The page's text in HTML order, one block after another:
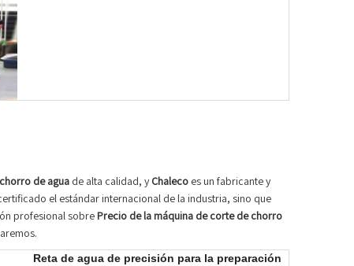
de agua de alta calidad, y Chaleco es un fabricante y
el estándar internacional de la industria, sino que
profesional sobre Precio de la máquina de corte de chorro
Reta de agua de precisión para la preparación